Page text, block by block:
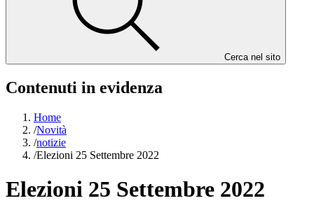
Cerca nel sito
Contenuti in evidenza
Home
/Novità
/notizie
/Elezioni 25 Settembre 2022
Elezioni 25 Settembre 2022